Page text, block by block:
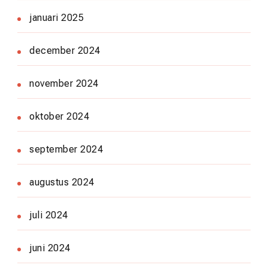
januari 2025
december 2024
november 2024
oktober 2024
september 2024
augustus 2024
juli 2024
juni 2024